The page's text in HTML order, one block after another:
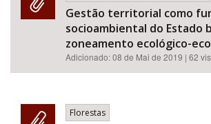
Gestão territorial como
socioambiental do Estado
zoneamento ecológico-
Adicionado:08 de Mai de 2019 | 62
Florestas